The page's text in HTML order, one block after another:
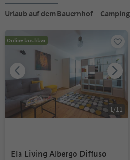
Urlaub auf dem Bauernhof
Camping
Online buchbar
1/11
Ela Living Albergo Diffuso